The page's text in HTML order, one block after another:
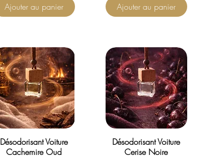
Ajouter au panier Ajouter au panier
Désodorisant Voiture
Cachemire Oud
Désodorisant Voiture
Cerise Noire